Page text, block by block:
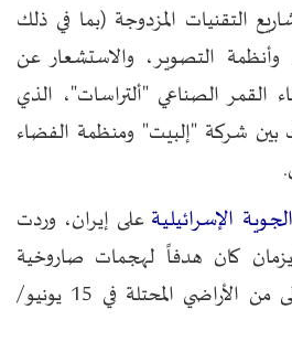
التقنيات المزدوجة (بما في ذلك
وأنظمة التصوير، والاستشعار عن
القمر الصناعي "ألتراسات"، الذي
شركة "إلبيت" ومنظمة الفضاء
الإسرائيلية على إيران، وردت
كان هدفاً لهجمات صاروخية
إيرانية على مناطق وسطى من الأراضي المحتلة في 15 يونيو/